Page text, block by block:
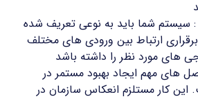
: سیستم شما باید به نوعی تعریف شده
ارتباط بین ورودی های مختلف
های مورد نظر را داشته باشد
های مهم ایجاد بهبود مستمر در
کار مستلزم انعکاس سازمان در